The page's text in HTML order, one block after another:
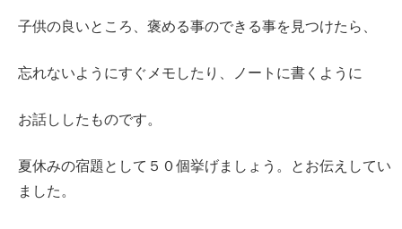
子供の良いところ、褒める事のできる事を見つけたら、
忘れないようにすぐメモしたり、ノートに書くように
お話ししたものです。
夏休みの宿題として５０個挙げましょう。とお伝えしてい
ました。